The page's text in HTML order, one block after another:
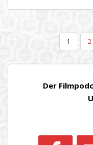
BEITRÄGE
1 2
Der